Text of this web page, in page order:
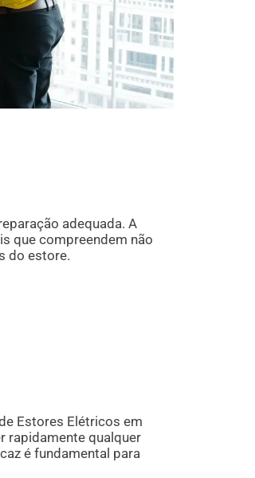
adequada. A
que compreendem não
do estore.
Estores Elétricos em
rapidamente qualquer
é fundamental para